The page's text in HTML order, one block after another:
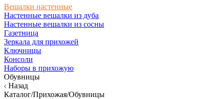
Вешалки настенные
Настенные вешалки из дуба
Настенные вешалки из сосны
Газетница
Зеркала для прихожей
Ключницы
Консоли
Наборы в прихожую
Обувницы
Назад
Каталог/Прихожая/Обувницы